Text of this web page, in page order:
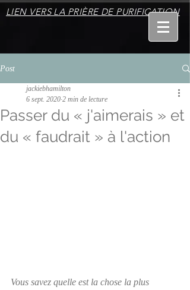
LIEN VERS LA PRIÈRE DE PURIFICATION
Post
Passer du « j'aimerais » et
du « faudrait » à l'action
jackiebhamilton
6 sept. 2020 2 min de lecture
Vous savez quelle est la chose la plus